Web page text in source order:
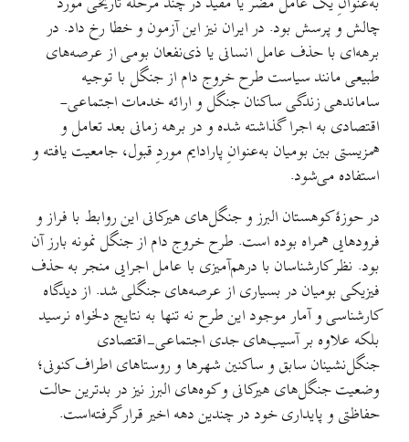
چالش و پرسش بود. در ایران نیز این آزمون و خطا رخ داد. در
برهه‌ای با حذف عامل انسانی یا ذی‌نفعان بومی از عرصه‌های
طبیعی مانند سیاست طرح خروج دام از جنگل با توجیه
ساماندهی زندگی ساکنان جنگل و ارائه خدمات اجتماعی-
اقتصادی به اجرا گذاشته شده و در برهه زمانی بعد تعامل و
همزیستی بین بومیان به‌عنوانِ پارادایم موردِ قبول، جامعیت یافته و
استفاده می‌شود.
در حوزۀ کوهستان البرز و جنگل‌های هیرکانی این روابط با فراز و
فرودهایی همراه بوده ‌است. طرح خروج دام از جنگل نمونه بارز آن
بود. نظر کارشناسان با درهم‌آمیزی با عامل اجرایی منجر به حذف
فیزیکی بومیان در بسیاری از عرصه‌های جنگلی شد. از دیدگاه
کارشناسی و آمار موجود این طرح نه تنها به نتایج دلخواه نرسید
بلکه علاوه بر آسیب‌های جدی اجتماعی-اقتصادی
جنگل‌نشینان سابق و ساکنین شهرها و روستاهای اطراف کنونی؛
وضعیت جنگل‌های هیرکانی و کوه‌های البرز نیز در بدترین حالت
حفاظتی و پایداری خود در چندین دهه اخیر قرار گرفته‌است.